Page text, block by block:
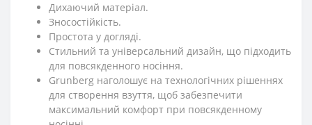
Дихаючий матеріал.
Зносостійкість.
Простота у догляді.
Стильний та універсальний дизайн, що підходить
для повсякденного носіння.
Grunberg наголошує на технологічних рішеннях
для створення взуття, щоб забезпечити
максимальний комфорт при повсякденному